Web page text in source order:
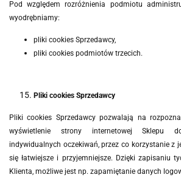
Pod względem rozróżnienia podmiotu
wyodrębniamy:
pliki cookies Sprzedawcy,
pliki cookies podmiotów trzecich.
Pliki cookies Sprzedawcy
Pliki cookies Sprzedawcy pozwalają na
wyświetlenie strony internetowej Sklepu
indywidualnych oczekiwań, przez co korzystanie z
się łatwiejsze i przyjemniejsze. Dzięki zapisaniu
Klienta, możliwe jest np. zapamiętanie danych